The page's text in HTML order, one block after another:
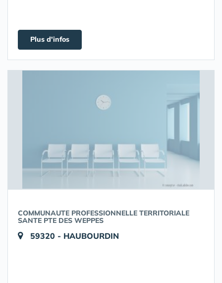
Plus d'infos
COMMUNAUTE PROFESSIONNELLE TERRITORIALE
SANTE PTE DES WEPPES
59320 - HAUBOURDIN